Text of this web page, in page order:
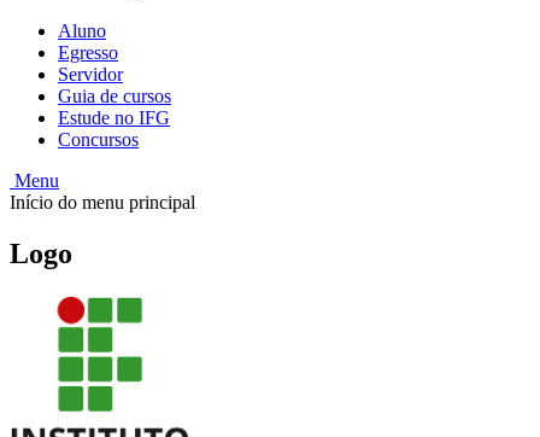
Aluno
Egresso
Servidor
Guia de cursos
Estude no IFG
Concursos
Menu
Início do menu principal
Logo